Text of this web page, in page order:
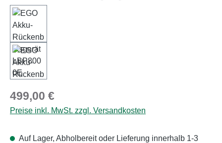
Regulärer Preis:
499,00 €
Preise inkl. MwSt. zzgl. Versandkosten
Auf Lager, Abholbereit oder Lieferung innerhalb 1-3